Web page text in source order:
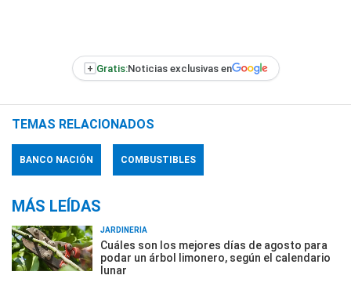
+ Gratis:Noticias exclusivas en
TEMAS RELACIONADOS
BANCO NACIÓN COMBUSTIBLES
MÁS LEÍDAS
JARDINERÍA
Cuáles son los mejores días de agosto para
podar un árbol limonero, según el calendario
lunar